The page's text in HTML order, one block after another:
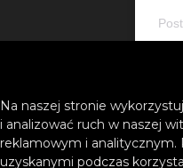
Na naszej stronie
i analizować ruch w naszej
reklamowym i
uzyskanymi podczas
Oprócz przebojów
czy „Wonders”,
tytuł albumu